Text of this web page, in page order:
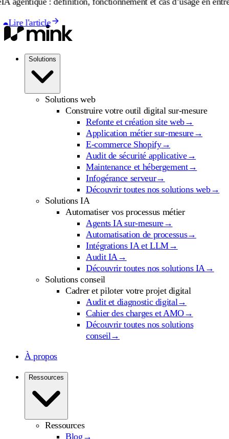
Solutions
Solutions web
Construire votre outil digital sur-mesure
Refonte et création site web→
Application métier sur-mesure→
E-commerce Shopify→
Audit de sécurité applicative→
Maintenance et hébergement→
Infogérance serveur→
Découvrir toutes nos solutions web→
Solutions IA
Automatiser vos processus métier
Agents IA sur-mesure→
Automatisation de processus→
Intégrations IA et LLM→
Audit IA→
Découvrir toutes nos solutions IA→
Solutions conseil
Cadrer et piloter votre projet digital
Audit et diagnostic digital→
Cahier des charges et AMO→
Découvrir toutes nos solutions
conseil→
À propos
Ressources
Ressources
Blog →